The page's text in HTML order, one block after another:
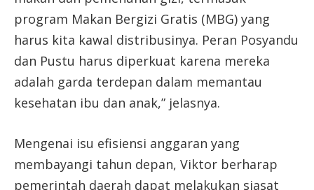
program Makan Bergizi Gratis (MBG) yang
harus kita kawal distribusinya. Peran Posyandu
dan Pustu harus diperkuat karena mereka
adalah garda terdepan dalam memantau
kesehatan ibu dan anak,” jelasnya.
Mengenai isu efisiensi anggaran yang
membayangi tahun depan, Viktor berharap
pemerintah daerah dapat melakukan siasat